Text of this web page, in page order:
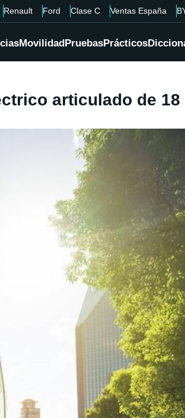
Renault Ford Clase C Ventas España
MovilidadPruebasPrácticos
articulado de 18